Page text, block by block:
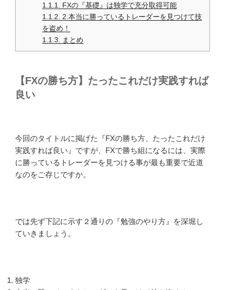
1.1.1.
FXの『基礎』は独学で充分取得可能
1.1.2.
2.本当に勝っているトレーダーを見つけて技
を盗め！
1.1.3.
まとめ
【FXの勝ち方】たったこれだけ実践すれば
良い
今回のタイトルに掲げた『FXの勝ち方、たったこれだけ
実践すれば良い』ですが、FXで勝ち組になるには、実際
に勝っているトレーダーを見つける事が最も重要で近道
なのをご存じですか。
では先ず下記に示す２通りの『勉強のやり方』を深堀し
ていきましょう。
独学